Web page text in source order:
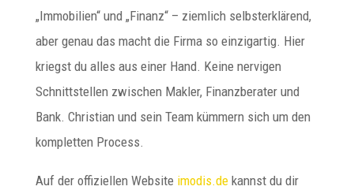
„Immobilien“ und „Finanz“ – ziemlich selbsterklärend,
aber genau das macht die Firma so einzigartig. Hier
kriegst du alles aus einer Hand. Keine nervigen
Schnittstellen zwischen Makler, Finanzberater und
Bank. Christian und sein Team kümmern sich um den
kompletten Process.
Auf der offiziellen Website imodis.dekannst du dir